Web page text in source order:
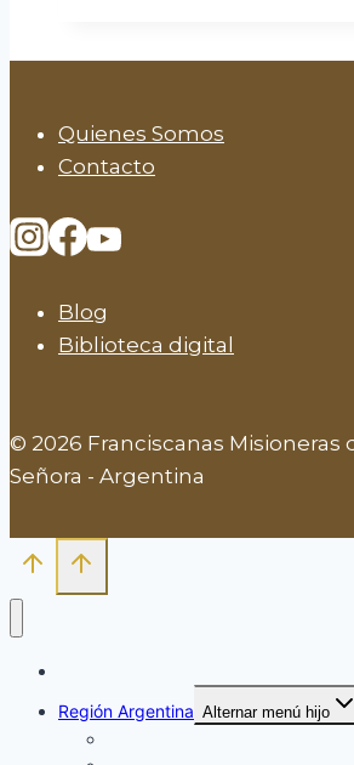
Quienes Somos
Contacto
Blog
Biblioteca digital
© 2026 Franciscanas Misioneras
Señora - Argentina
Región Argentina Alternar menú hijo